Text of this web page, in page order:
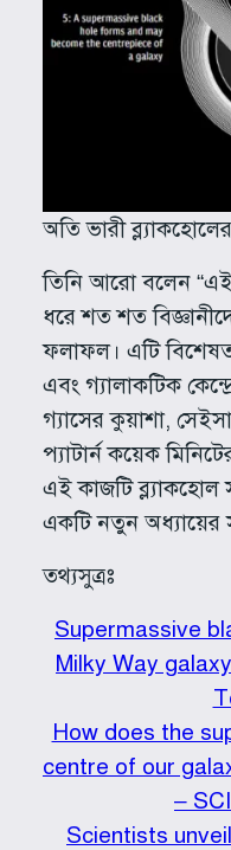
অতি ভারী
তিনি আরো বলেন “এই
ধরে শত শত
ফলাফল। এটি বিশেষত
এবং গ্যালাকটিক
গ্যাসের কুয়াশা,
প্যাটার্ন কয়েক
এই কাজটি ব্ল্যাকহোল
একটি নতুন অধ্যায়ের
তথ্যসুত্রঃ
Supermassive
Milky Way
How does the
centre of our
–
Scientists